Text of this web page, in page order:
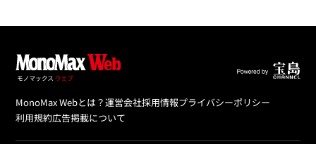
MonoMax Webとは？運営会社採用情報プライバシーポリシー
利用規約広告掲載について